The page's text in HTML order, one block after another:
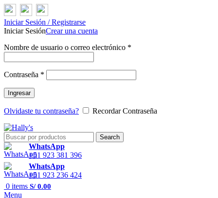
Iniciar Sesión / Registrarse
Iniciar SesiónCrear una cuenta
Nombre de usuario o correo electrónico *
Contraseña *
Ingresar
Olvidaste tu contraseña? Recordar Contraseña
Search
WhatsApp
+51 923 381 396
WhatsApp
+51 923 236 424
0 items S/0.00
Menu